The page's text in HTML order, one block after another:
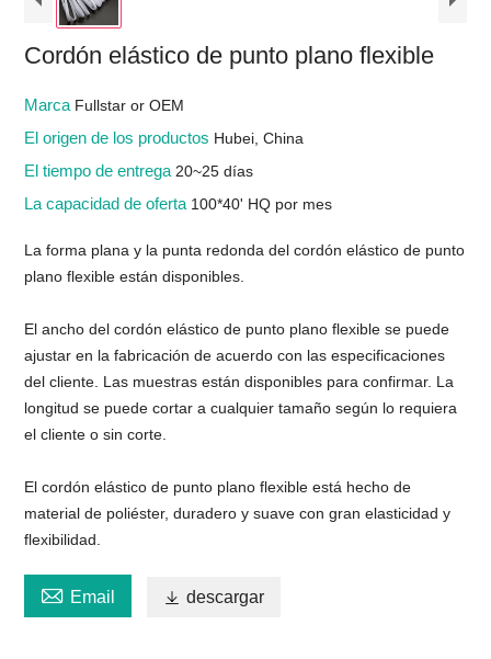
Cordón elástico de punto plano flexible
Marca Fullstar or OEM
El origen de los productos Hubei, China
El tiempo de entrega 20~25 días
La capacidad de oferta 100*40' HQ por mes
La forma plana y la punta redonda del cordón elástico de punto
plano flexible están disponibles.
El ancho del cordón elástico de punto plano flexible se puede
ajustar en la fabricación de acuerdo con las especificaciones
del cliente. Las muestras están disponibles para confirmar. La
longitud se puede cortar a cualquier tamaño según lo requiera
el cliente o sin corte.
El cordón elástico de punto plano flexible está hecho de
material de poliéster, duradero y suave con gran elasticidad y
flexibilidad.
 Email  descargar